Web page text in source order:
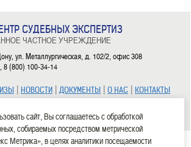
СУДЕБНЫХ ЭКСПЕРТИЗ
ЧАСТНОЕ УЧРЕЖДЕНИЕ
ул. Металлургическая, д. 102/2, офис 308
8 (800) 100-34-14
| НОВОСТИ | ДОКУМЕНТЫ | О НАС | КОНТАКТЫ
центр судебных экспертиз»
сайт, Вы соглашаетесь с обработкой
собираемых посредством метрической
Метрика», в целях аналитики посещаемости